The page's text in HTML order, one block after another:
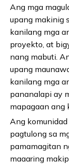
Ang mga
upang makinig
kanilang mga
proyekto, at
nang mabuti.
upang
kanilang mga
pananalapi ay
mapagaan ang
Ang
pagtulong sa
pamamagitan
maaaring